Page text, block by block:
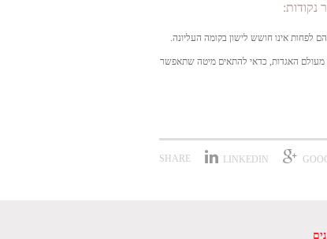
נקודות:
לפחות אינו חושש לישון בקומה העליונה.
מעולם האגדות, כדאי להתאים מיטה שתאפשר
SHARE LINKEDIN